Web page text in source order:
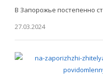
В Запорожье постепенно
27.03.2024